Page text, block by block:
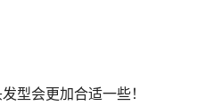
型会更加合适一些！